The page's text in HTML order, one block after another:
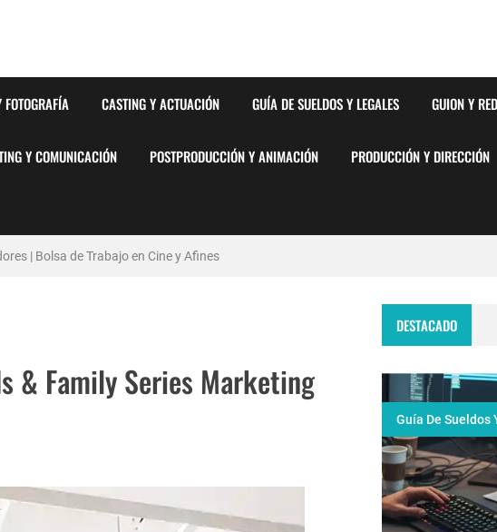
CASTING Y ACTUACIÓN GUÍA DE SUELDOS Y LEGALES GUION Y
Y COMUNICACIÓN POSTPRODUCCIÓN Y ANIMACIÓN PRODUCCIÓN Y DIRECCIÓN
| Bolsa de Trabajo en Cine y Afines
Trabajo en Cine y Afines
Family Series Marketing
DESTACADO
Guía De Sueldos